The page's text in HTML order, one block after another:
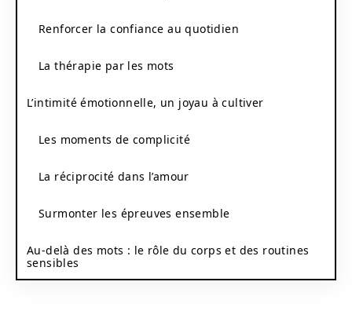
Renforcer la confiance au quotidien
La thérapie par les mots
L’intimité émotionnelle, un joyau à cultiver
Les moments de complicité
La réciprocité dans l’amour
Surmonter les épreuves ensemble
Au‑delà des mots : le rôle du corps et des routines
sensibles